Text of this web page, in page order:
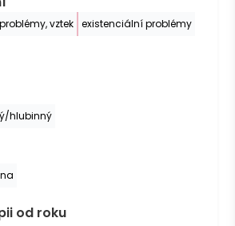
vztek existenciální problémy
hlubinný
od roku